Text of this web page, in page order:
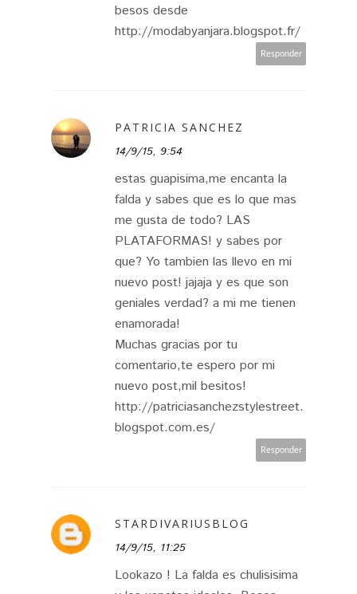
besos desde
http://modabyanjara.blogspot.fr/
Responder
PATRICIA SANCHEZ
14/9/15, 9:54
estas guapisima,me encanta la
falda y sabes que es lo que mas
me gusta de todo? LAS
PLATAFORMAS! y sabes por
que? Yo tambien las llevo en mi
nuevo post! jajaja y es que son
geniales verdad? a mi me tienen
enamorada!
Muchas gracias por tu
comentario,te espero por mi
nuevo post,mil besitos!
http://patriciasanchezstylestreet.
blogspot.com.es/
Responder
STARDIVARIUSBLOG
14/9/15, 11:25
Lookazo ! La falda es chulisisima